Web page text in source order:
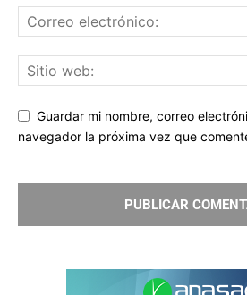
Guardar mi nombre, correo
navegador la próxima vez que